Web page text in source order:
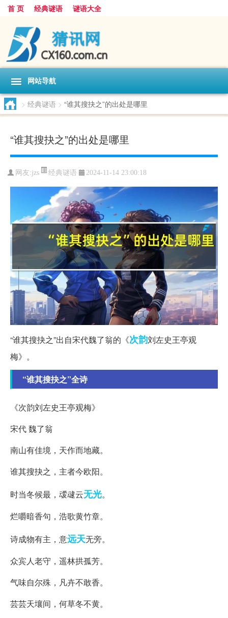
首 页 经典谜语 谜语大全
网站导航
> 经典谜语 > “谁其搜抉之”的出处是哪里
“谁其搜抉之”的出处是哪里
网友:jzs 经典谜语 2024-11-14 23:00:18
“谁其搜抉之”出自宋代魏了翁的《次韵刘左史王亭观
梅》。
“谁其搜抉之”全诗
《次韵刘左史王亭观梅》
宋代 魏了翁
南山有佳境，天作而地藏。
谁其搜抉之，主者今欧阳。
时当冬候最，叆叇云无光。
烂嚼暗香句，浩歌黄竹章。
诗成物有主，意远天无旁。
众宾人老守，遥林拱孤芳。
气味自尔殊，凡卉不敢香。
芸芸天壤间，何草冬不黄。